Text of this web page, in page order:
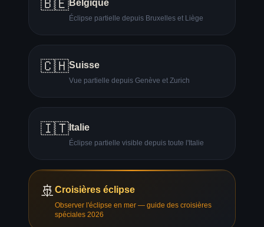
🇧🇪Belgique
Éclipse partielle depuis Bruxelles et Liège
🇨🇭Suisse
Vue partielle depuis Genève et Zurich
🇮🇹 Italie
Éclipse partielle visible depuis toute l'Italie
🚢Croisières éclipse
Observer l'éclipse en mer — guide des croisières
spéciales 2026